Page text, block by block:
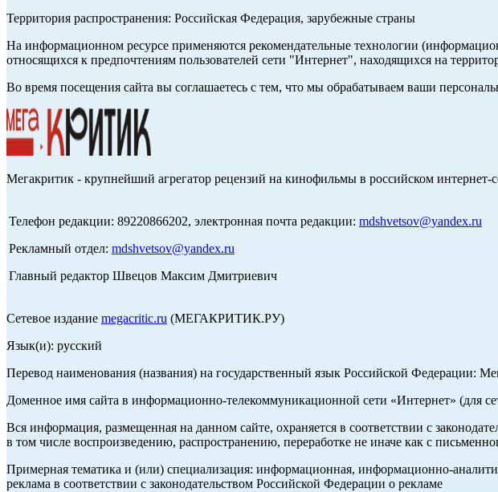
Территория распространения: Российская Федерация, зарубежные страны
На информационном ресурсе применяются рекомендательные технологии
относящихся к предпочтениям пользователей сети "Интернет", находящихся на
Во время посещения сайта вы соглашаетесь с тем, что мы обрабатываем ваши
Мегакритик - крупнейший агрегатор рецензий на кинофильмы в российском интернет-
Телефон редакции: 89220866202, электронная почта редакции: mdshvetsov@yandex.ru
Рекламный отдел: mdshvetsov@yandex.ru
Главный редактор Швецов Максим Дмитриевич
Сетевое издание megacritic.ru (МЕГАКРИТИК.РУ)
Язык(и): русский
Перевод наименования (названия) на государственный язык Российской Федерации:
Доменное имя сайта в информационно-телекоммуникационной сети «Интернет» (для
Вся информация, размещенная на данном сайте, охраняется в соответствии с
в том числе воспроизведению, распространению, переработке не иначе как с
Примерная тематика и (или) специализация: информационная, информационно-
реклама в соответствии с законодательством Российской Федерации о рекламе